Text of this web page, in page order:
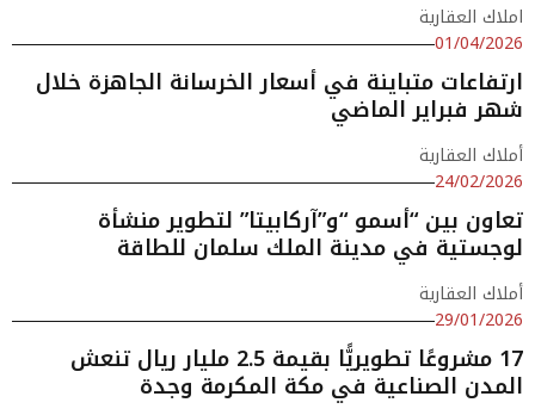
املاك العقارية
01/04/2026
ارتفاعات متباينة في أسعار الخرسانة الجاهزة خلال
شهر فبراير الماضي
أملاك العقارية
24/02/2026
تعاون بين “أسمو “و”آركابيتا” لتطوير منشأة
لوجستية في مدينة الملك سلمان للطاقة
أملاك العقارية
29/01/2026
17 مشروعًا تطويريًّا بقيمة 2.5 مليار ريال تنعش
المدن الصناعية في مكة المكرمة وجدة